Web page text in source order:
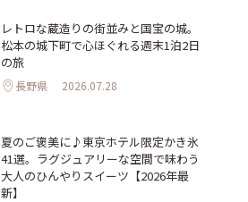
レトロな蔵造りの街並みと国宝の城。
松本の城下町で心ほぐれる週末1泊2日
の旅
長野県 2026.07.28
夏のご褒美に♪東京ホテル限定かき氷
41選。ラグジュアリーな空間で味わう
大人のひんやりスイーツ【2026年最
新】